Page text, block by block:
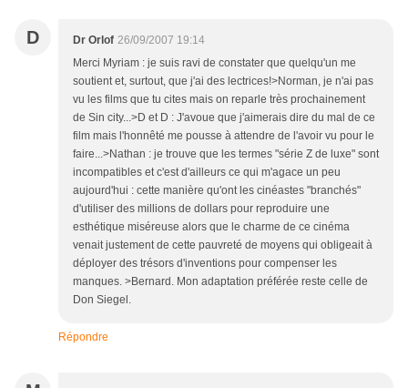
D Dr Orlof 26/09/2007 19:14
Merci Myriam : je suis ravi de constater que quelqu'un me
soutient et, surtout, que j'ai des lectrices!>Norman, je n'ai pas
vu les films que tu cites mais on reparle très prochainement
de Sin city...>D et D : J'avoue que j'aimerais dire du mal de ce
film mais l'honnêté me pousse à attendre de l'avoir vu pour le
faire...>Nathan : je trouve que les termes "série Z de luxe" sont
incompatibles et c'est d'ailleurs ce qui m'agace un peu
aujourd'hui : cette manière qu'ont les cinéastes "branchés"
d'utiliser des millions de dollars pour reproduire une
esthétique miséreuse alors que le charme de ce cinéma
venait justement de cette pauvreté de moyens qui obligeait à
déployer des trésors d'inventions pour compenser les
manques. >Bernard. Mon adaptation préférée reste celle de
Don Siegel.
Répondre